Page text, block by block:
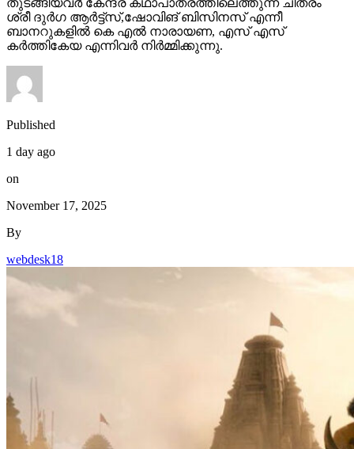
ശ്രീ ദുർഗ ആർട്ട്സ്,ഷോവിങ് ബിസിനസ് എന്നീ
ബാനറുകളിൽ കെ എൽ നാരായണ, എസ് എസ്
കർത്തികേയ എന്നിവർ നിർമ്മിക്കുന്നു.
Published
1 day ago
on
November 17, 2025
By
webdesk18